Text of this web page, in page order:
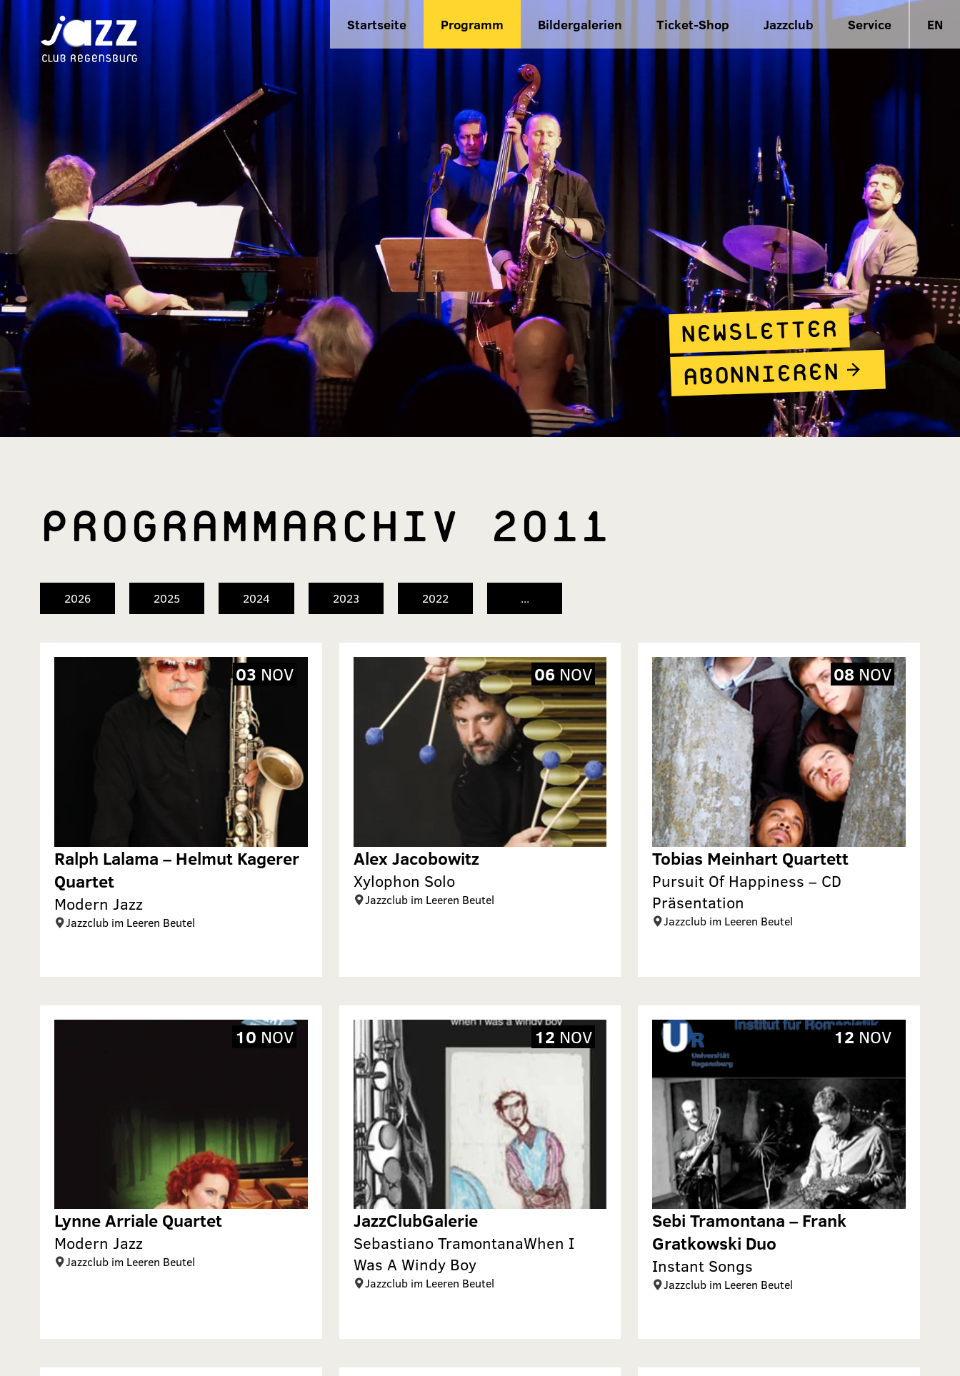
Startseite Programm Bildergalerien Ticket-Shop Jazzclub Service EN
NEWSLETTER
ABONNIEREN
PROGRAMM­ARCHIV 2011
2026 2025 2024 2023 2022 ...
Ralph Lalama – Helmut Kagerer
Quartet
Modern Jazz
Jazzclub im Leeren Beutel
03 NOV
Alex Jacobowitz
Xylophon Solo
Jazzclub im Leeren Beutel
06 NOV
Tobias Meinhart Quartett
Pursuit Of Happiness – CD
Präsentation
Jazzclub im Leeren Beutel
08 NOV
Lynne Arriale Quartet
Modern Jazz
Jazzclub im Leeren Beutel
10 NOV
JazzClubGalerie
Sebastiano TramontanaWhen I
Was A Windy Boy
Jazzclub im Leeren Beutel
12 NOV
Sebi Tramontana – Frank
Gratkowski Duo
Instant Songs
Jazzclub im Leeren Beutel
12 NOV